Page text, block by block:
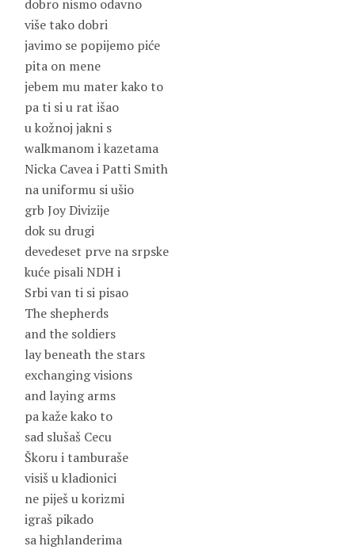
dobro nismo odavno
više tako dobri
javimo se popijemo piće
pita on mene
jebem mu mater kako to
pa ti si u rat išao
u kožnoj jakni s
walkmanom i kazetama
Nicka Cavea i Patti Smith
na uniformu si ušio
grb Joy Divizije
dok su drugi
devedeset prve na srpske
kuće pisali NDH i
Srbi van ti si pisao
The shepherds
and the soldiers
lay beneath the stars
exchanging visions
and laying arms
pa kaže kako to
sad slušaš Cecu
Škoru i tamburaše
visiš u kladionici
ne piješ u korizmi
igraš pikado
sa highlanderima